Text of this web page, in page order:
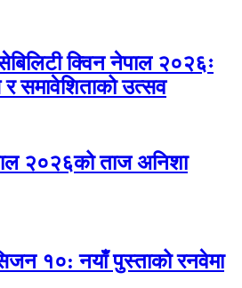
क्विन नेपाल २०२६ः
र समावेशिताको उत्सव
२०२६को ताज अनिशा
१०: नयाँ पुस्ताको रनवेमा